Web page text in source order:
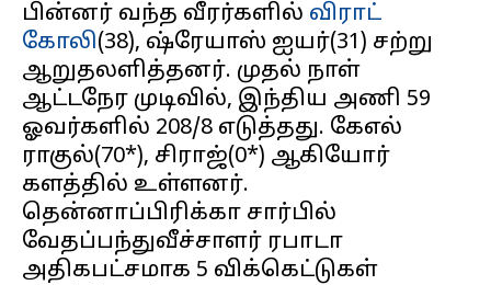
பின்னர் வந்த வீரர்களில் விராட்
கோலி(38), ஷ்ரேயாஸ் ஐயர்(31) சற்று
ஆறுதலளித்தனர். முதல் நாள்
ஆட்டநேர முடிவில், இந்திய அணி 59
ஓவர்களில் 208/8 எடுத்தது. கேஎல்
ராகுல்(70*), சிராஜ்(0*) ஆகியோர்
களத்தில் உள்ளனர்.
தென்னாப்பிரிக்கா சார்பில்
வேதப்பந்துவீச்சாளர் ரபாடா
அதிகபட்சமாக 5 விக்கெட்டுகள்